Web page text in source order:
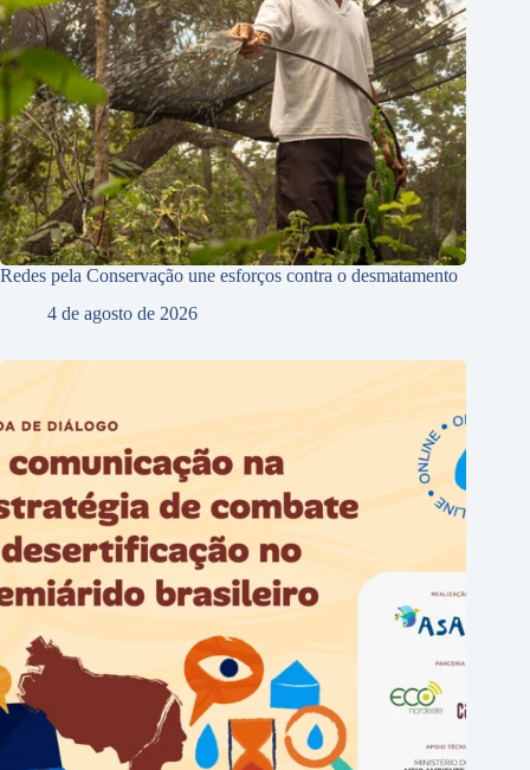
Redes pela Conservação une esforços contra o desmatamento
4 de agosto de 2026